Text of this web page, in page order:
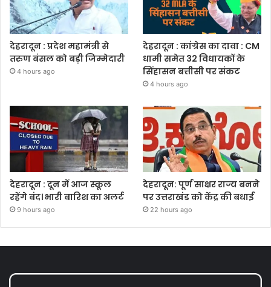
देहरादून : प्रदेश महामंत्री से
तरुण बंसल को बड़ी जिम्मेदारी
4 hours ago
देहरादून : कांग्रेस का दावा : CM
धामी समेत 32 विधायकों के
सिंहासन बत्तीसी पर संकट
4 hours ago
देहरादून : दून में आज स्कूल
रहेंगे बंद। भारी बारिश का अलर्ट
9 hours ago
देहरादून: पूर्ण साक्षर राज्य बनने
पर उत्तराखंड को केंद्र की बधाई
22 hours ago